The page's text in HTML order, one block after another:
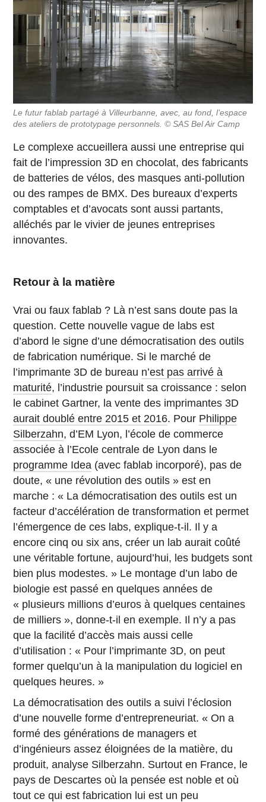
Le futur fablab partagé à Villeurbanne, avec, au fond, l’espace
des ateliers de prototypage personnels. © SAS Bel Air Camp
Le complexe accueillera aussi une entreprise qui
fait de l’impression 3D en chocolat, des fabricants
de batteries de vélos, des masques anti-pollution
ou des rampes de BMX. Des bureaux d’experts
comptables et d’avocats sont aussi partants,
alléchés par le vivier de jeunes entreprises
innovantes.
Retour à la matière
Vrai ou faux fablab ? Là n’est sans doute pas la
question. Cette nouvelle vague de labs est
d’abord le signe d’une démocratisation des outils
de fabrication numérique. Si le marché de
l’imprimante 3D de bureau n’est pas arrivé à
maturité, l’industrie poursuit sa croissance : selon
le cabinet Gartner, la vente des imprimantes 3D
aurait doublé entre 2015 et 2016. Pour Philippe
Silberzahn, d’EM Lyon, l’école de commerce
associée à l’Ecole centrale de Lyon dans le
programme Idea (avec fablab incorporé), pas de
doute, « une révolution des outils » est en
marche : « La démocratisation des outils est un
facteur d’accélération de transformation et permet
l’émergence de ces labs, explique-t-il. Il y a
encore cinq ou six ans, créer un lab aurait coûté
une véritable fortune, aujourd’hui, les budgets sont
bien plus modestes. » Le montage d’un labo de
biologie est passé en quelques années de
« plusieurs millions d’euros à quelques centaines
de milliers », donne-t-il en exemple. Il n’y a pas
que la facilité d’accès mais aussi celle
d’utilisation : « Pour l’imprimante 3D, on peut
former quelqu’un à la manipulation du logiciel en
quelques heures. »
La démocratisation des outils a suivi l’éclosion
d’une nouvelle forme d’entrepreneuriat. « On a
formé des générations de managers et
d’ingénieurs assez éloignées de la matière, du
produit, analyse Silberzahn. Surtout en France, le
pays de Descartes où la pensée est noble et où
tout ce qui est fabrication lui est un peu